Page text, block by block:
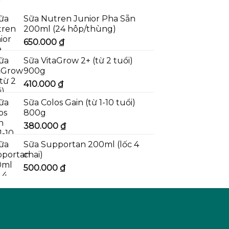
Sữa Nutren Junior Pha Sẵn
200ml (24 hôp/thùng)
650.000 ₫
Sữa VitaGrow 2+ (từ 2 tuổi)
900g
410.000 ₫
Sữa Colos Gain (từ 1-10 tuổi)
800g
380.000 ₫
Sữa Supportan 200ml (lốc 4
chai)
500.000 ₫